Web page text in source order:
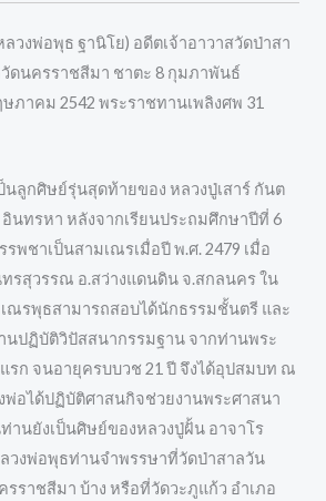
วงพ่อพุธ ฐานิโย) อดีตเจ้าอาวาสวัดป่าสา
วัดนครราชสีมา ชาตะ 8 กุมภาพันธ์
ภาคม 2542 พระราชทานเพลิงศพ 31
นลูกศิษย์รุ่นสุดท้ายของ หลวงปู่เสาร์ กันต
นทรหา หลังจากเรียนประถมศึกษาปีที่ 6
พชาเป็นสามเณรเมื่อปี พ.ศ. 2479 เมื่อ
รสุวรรณ อ.สว่างแดนดิน จ.สกลนคร ใน
ณรพุธสามารถสอบได้นักธรรมชั้นตรี และ
นปฏิบัติวิปัสสนากรรมฐาน จากท่านพระ
แรก จนอายุครบบวช 21 ปี จึงได้อุปสมบท ณ
พ่อได้ปฏิบัติศาสนกิจช่วยงานพระศาสนา
านยังเป็นศิษย์ของหลวงปู่ฝั้น อาจาโร
วงพ่อพุธท่านจำพรรษาที่วัดป่าสาลวัน
รราชสีมา บ้าง หรือที่วัดวะภูแก้ว อำเภอ